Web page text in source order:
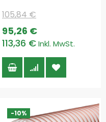
Special
Price
113,36 €
95,26 €
105,84 €
-10%